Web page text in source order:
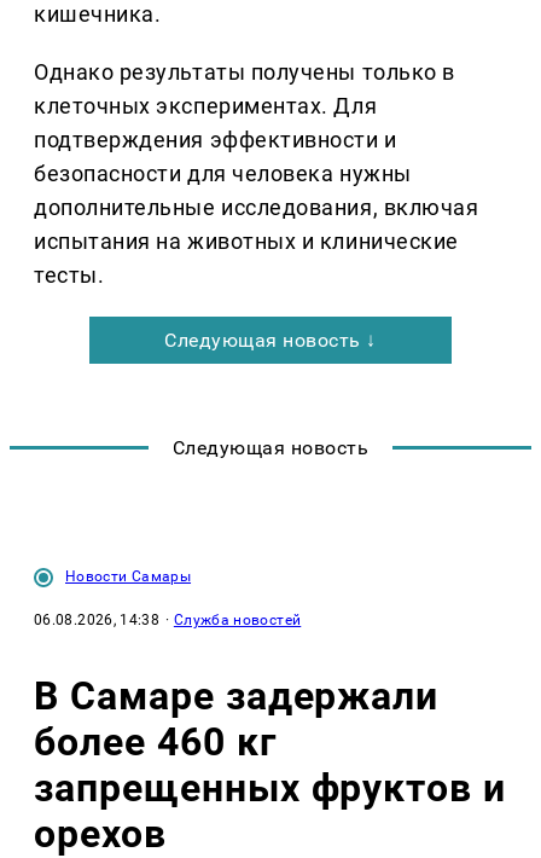
кишечника.
Однако результаты получены только в
клеточных экспериментах. Для
подтверждения эффективности и
безопасности для человека нужны
дополнительные исследования, включая
испытания на животных и клинические
тесты.
Следующая новость ↓
Следующая новость
Новости Самары
06.08.2026, 14:38 · Служба новостей
В Самаре задержали
более 460 кг
запрещенных фруктов и
орехов